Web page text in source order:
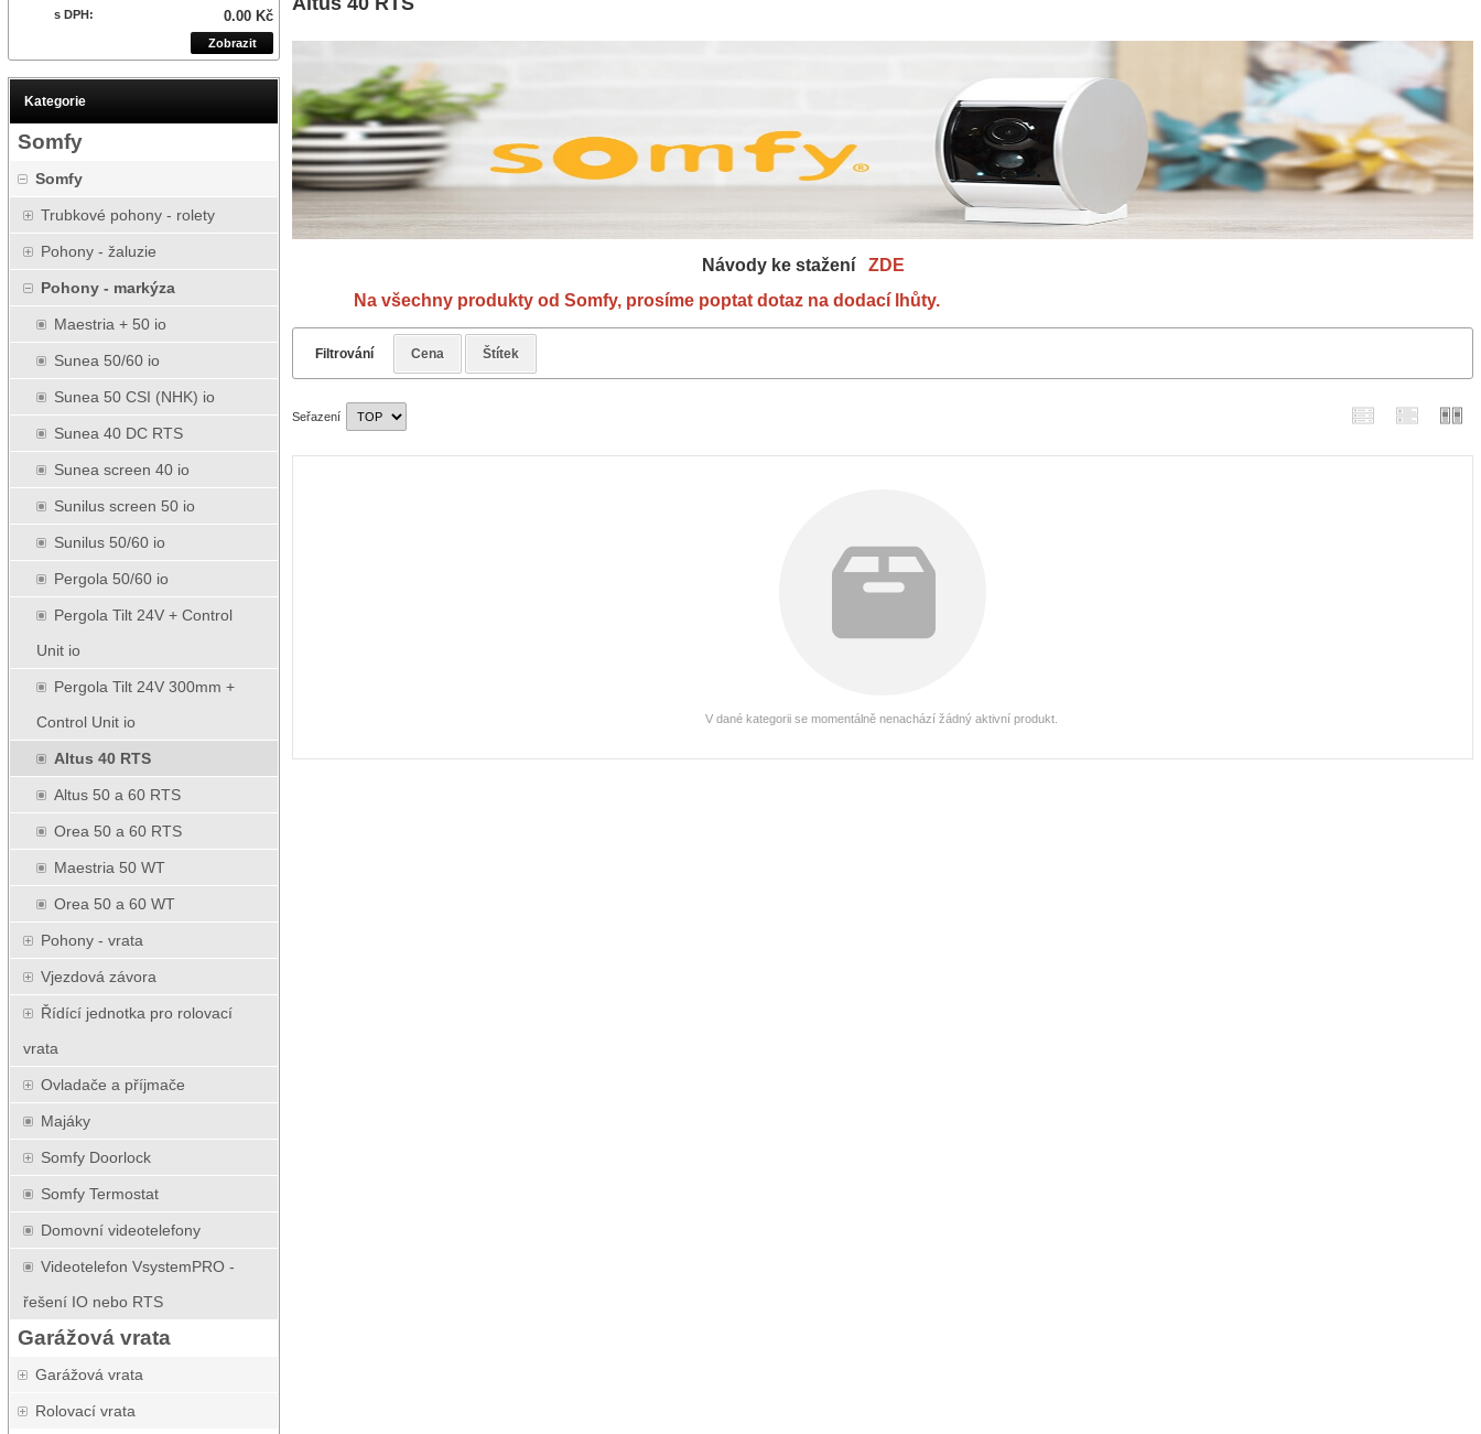
s DPH: 0.00 Kč
Zobrazit
Kategorie
Somfy
Somfy
Trubkové pohony - rolety
Pohony - žaluzie
Pohony - markýza
Maestria + 50 io
Sunea 50/60 io
Sunea 50 CSI (NHK) io
Sunea 40 DC RTS
Sunea screen 40 io
Sunilus screen 50 io
Sunilus 50/60 io
Pergola 50/60 io
Pergola Tilt 24V + Control
Unit io
Pergola Tilt 24V 300mm +
Control Unit io
Altus 40 RTS
Altus 50 a 60 RTS
Orea 50 a 60 RTS
Maestria 50 WT
Orea 50 a 60 WT
Pohony - vrata
Vjezdová závora
Řídící jednotka pro rolovací
vrata
Ovladače a příjmače
Majáky
Somfy Doorlock
Somfy Termostat
Domovní videotelefony
Videotelefon VsystemPRO -
řešení IO nebo RTS
Garážová vrata
Garážová vrata
Rolovací vrata
Návody ke staženíZDE
Na všechny produkty od Somfy, prosíme poptat dotaz na dodací lhůty.
Filtrování Cena Štítek
Seřazení
V dané kategorii se momentálně nenachází žádný aktivní produkt.